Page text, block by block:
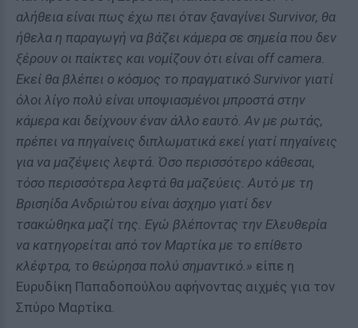
αλήθεια είναι πως έχω πει όταν ξαναγίνει Survivor, θα
ήθελα η παραγωγή να βάζει κάμερα σε σημεία που δεν
ξέρουν οι παίκτες και νομίζουν ότι είναι off camera.
Εκεί θα βλέπει ο κόσμος το πραγματικό Survivor γιατί
όλοι λίγο πολύ είναι υποψιασμένοι μπροστά στην
κάμερα και δείχνουν έναν άλλο εαυτό. Αν με ρωτάς,
πρέπει να πηγαίνεις διπλωματικά εκεί γιατί πηγαίνεις
για να μαζέψεις λεφτά. Όσο περισσότερο κάθεσαι,
τόσο περισσότερα λεφτά θα μαζεύεις. Αυτό με τη
Βρισηίδα Ανδριώτου είναι άσχημο γιατί δεν
τσακώθηκα μαζί της. Εγώ βλέποντας την Ελευθερία
να κατηγορείται από τον Μαρτίκα με το επίθετο
κλέφτρα, το θεώρησα πολύ σημαντικό.» είπε η
Ευρυδίκη Παπαδοπούλου αφήνοντας αιχμές για τον
Σπύρο Μαρτίκα.